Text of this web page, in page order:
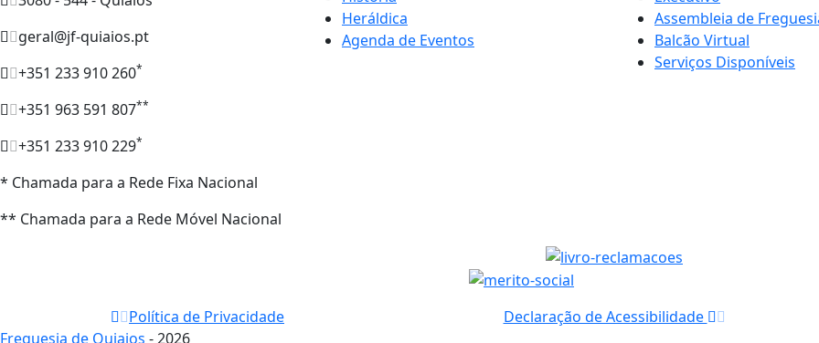
geral@jf-quiaios.pt
+351 233 910 260*
+351 963 591 807**
+351 233 910 229*
* Chamada para a Rede Fixa Nacional
** Chamada para a Rede Móvel Nacional
Heráldica
Agenda de Eventos
Assembleia de
Balcão Virtual
Serviços Disponíveis
Política de Privacidade Declaração de Acessibilidade
Freguesia de Quiaios - 2026